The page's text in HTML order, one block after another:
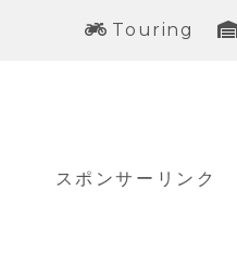
Touring
スポンサーリンク